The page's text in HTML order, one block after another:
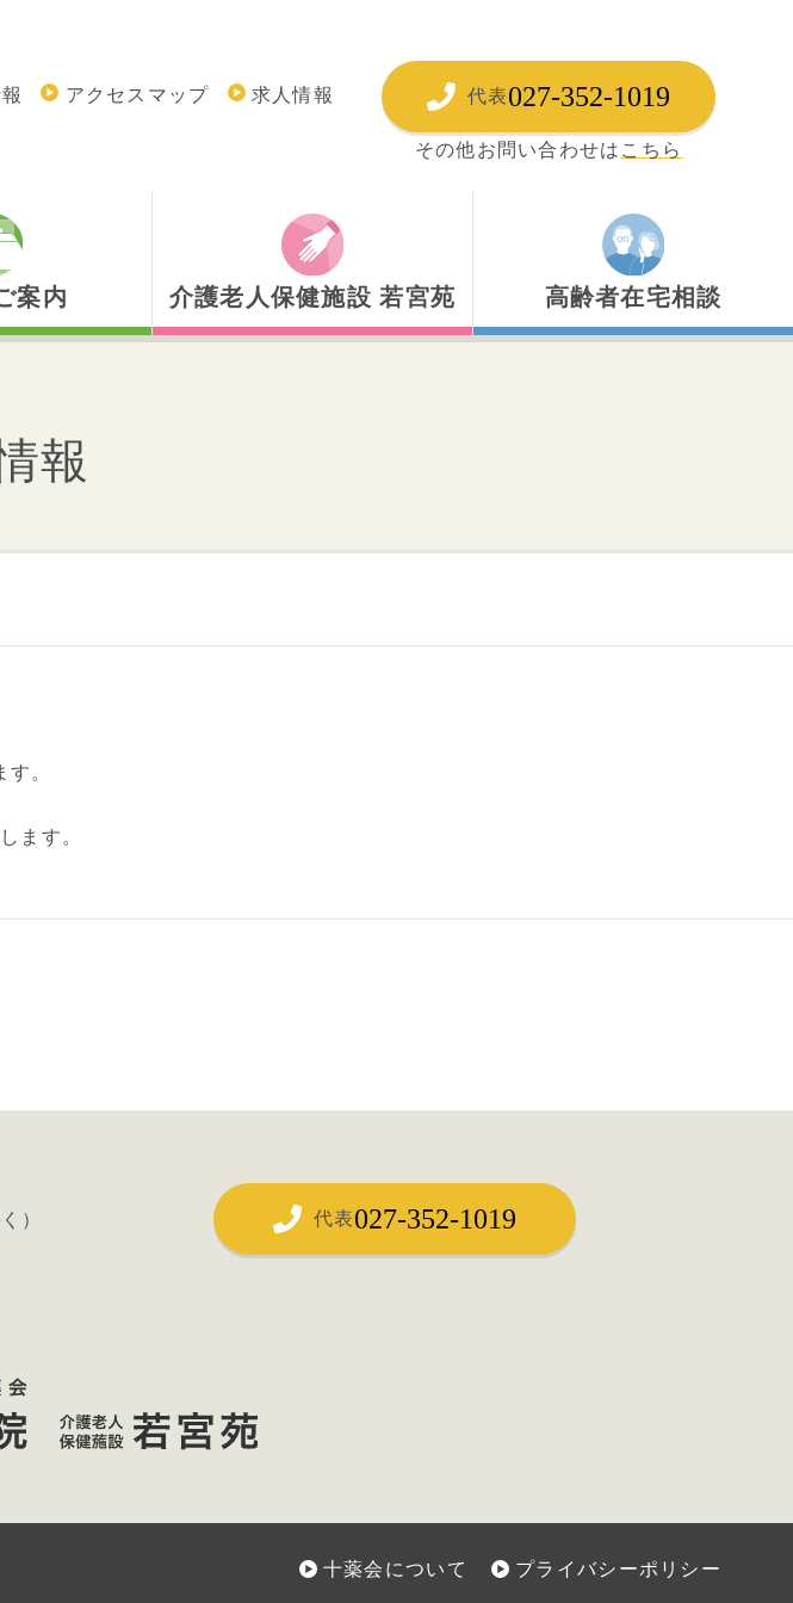
アクセスマップ 求人情報 代表027-352-1019
その他お問い合わせは こちら
案内
会
介護老人保健施設 若宮苑 高齢者在宅相談
報
。
す。
）
代表027-352-1019
十薬会について プライバシーポリシー